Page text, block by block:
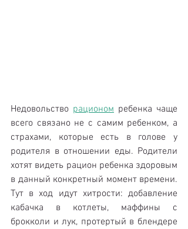
Недовольство рационом ребенка чаще
всего связано не с самим ребенком, а
страхами, которые есть в голове у
родителя в отношении еды. Родители
хотят видеть рацион ребенка здоровым
в данный конкретный момент времени.
Тут в ход идут хитрости: добавление
кабачка в котлеты, маффины с
брокколи и лук, протертый в блендере